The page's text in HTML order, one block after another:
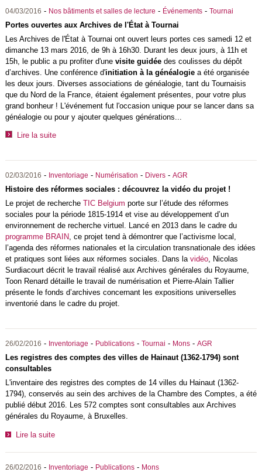
04/03/2016 - Nos bâtiments et salles de lecture - Événements- Tournai
Portes ouvertes aux Archives de l'État à Tournai
Les Archives de l'État à Tournai ont ouvert leurs portes ces samedi 12 et
dimanche 13 mars 2016, de 9h à 16h30. Durant les deux jours, à 11h et
15h, le public a pu profiter d'une visite guidéedes coulisses du dépôt
d’archives. Une conférence d'initiation à la généalogiea été organisée
les deux jours. Diverses associations de généalogie, tant du Tournaisis
que du Nord de la France, étaient également présentes, pour votre plus
grand bonheur ! L'événement fut l'occasion unique pour se lancer dans sa
généalogie ou pour y ajouter quelques générations...
Lire la suite
02/03/2016 - Inventoriage - Numérisation - Divers- AGR
Histoire des réformes sociales : découvrez la vidéo du projet !
Le projet de recherche TIC Belgium porte sur l’étude des réformes
sociales pour la période 1815-1914 et vise au développement d’un
environnement de recherche virtuel. Lancé en 2013 dans le cadre du
programme BRAIN, ce projet tend à démontrer que l’activisme local,
l’agenda des réformes nationales et la circulation transnationale des idées
et pratiques sont liées aux réformes sociales. Dans la vidéo, Nicolas
Surdiacourt décrit le travail réalisé aux Archives générales du Royaume,
Toon Renard détaille le travail de numérisation et Pierre-Alain Tallier
présente le fonds d’archives concernant les expositions universelles
inventorié dans le cadre du projet.
26/02/2016 - Inventoriage - Publications- Tournai - Mons- AGR
Les registres des comptes des villes de Hainaut (1362-1794) sont
consultables
L'inventaire des registres des comptes de 14 villes du Hainaut (1362-
1794), conservés au sein des archives de la Chambre des Comptes, a été
publié début 2016. Les 572 comptes sont consultables aux Archives
générales du Royaume, à Bruxelles.
Lire la suite
26/02/2016 - Inventoriage - Publications- Mons